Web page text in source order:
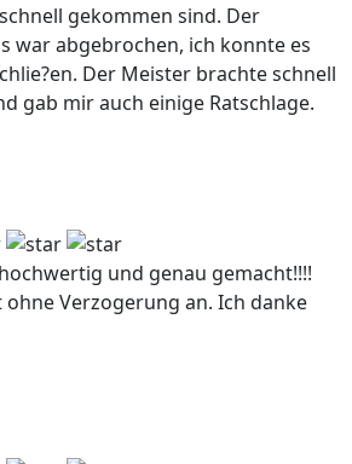
gekommen sind. Der
war abgebrochen, ich konnte es
Der Meister brachte schnell
gab mir auch einige Ratschlage.
und genau gemacht!!!!
Verzogerung an. Ich danke